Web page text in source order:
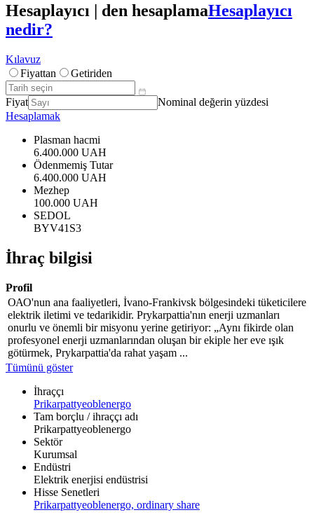
Hesaplayıcı | den hesaplamaHesaplayıcı
nedir?
Kılavuz
Fiyattan
Getiriden
Fiyat
Nominal değerin yüzdesi
Hesaplamak
Plasman hacmi
6.400.000 UAH
Ödenmemiş Tutar
6.400.000 UAH
Mezhep
100.000 UAH
SEDOL
BYV41S3
İhraç bilgisi
Profil
ОАО'nun ana faaliyetleri, İvano-Frankivsk bölgesindeki tüketicilere
elektrik iletimi ve tedarikidir. Prykarpattia'nın enerji uzmanları
onurlu ve önemli bir misyonu yerine getiriyor: „Aynı fikirde olan
profesyonel enerji uzmanlarından oluşan bir ekiple her eve ışık
götürmek, Prykarpattia'da rahat yaşam ...
Tümünü göster
İhraççı
Prikarpattyeoblenergo
Tam borçlu / ihraççı adı
Prikarpattyeoblenergo
Sektör
Kurumsal
Endüstri
Elektrik enerjisi endüstrisi
Hisse Senetleri
Prikarpattyeoblenergo, ordinary share